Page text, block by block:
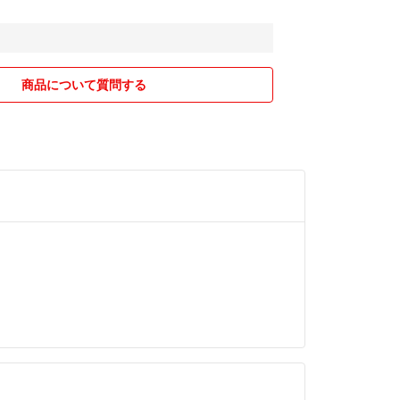
商品について質問する